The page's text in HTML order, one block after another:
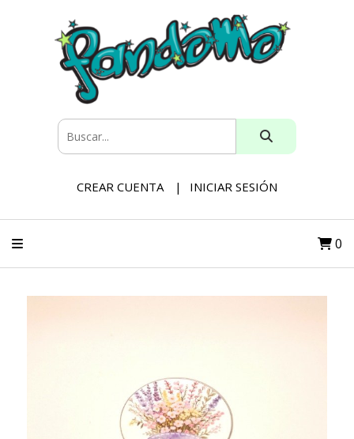
CREAR CUENTA INICIAR SESIÓN
0